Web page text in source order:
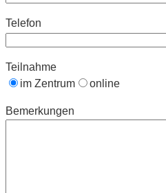
Telefon
Teilnahme
im Zentrum
online
Bemerkungen